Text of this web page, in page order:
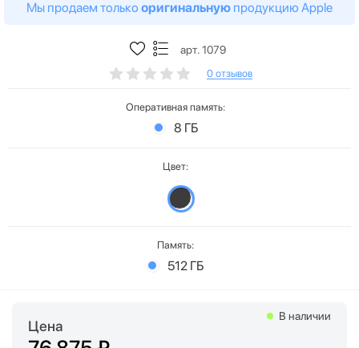
Мы продаем только оригинальную продукцию Apple
арт. 1079
0 отзывов
Оперативная память:
8 ГБ
Цвет:
Память:
512 ГБ
Цена
В наличии